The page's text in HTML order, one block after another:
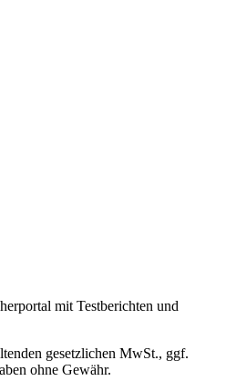
mit Testberichten und
gesetzlichen MwSt., ggf.
ohne Gewähr.